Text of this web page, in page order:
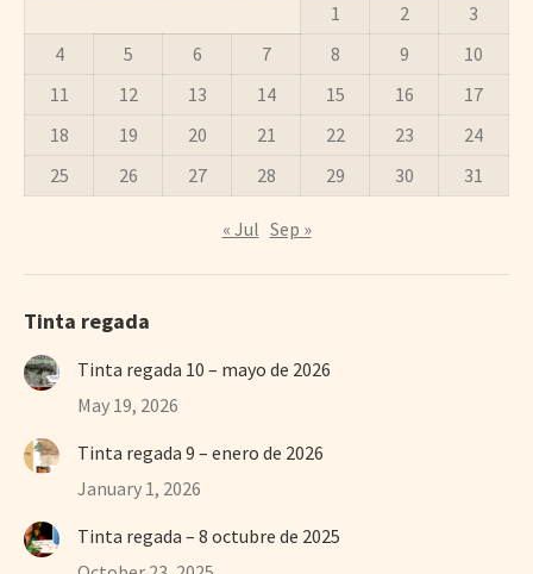
1
2
3
4
5 6 7 8 9
10
11
12 13 14 15 16
17
18
19 20 21 22 23
24
25
26 27 28 29 30 31
« Jul Sep »
Tinta regada
Tinta regada 10 – mayo de 2026
May 19, 2026
Tinta regada 9 – enero de 2026
January 1, 2026
Tinta regada – 8 octubre de 2025